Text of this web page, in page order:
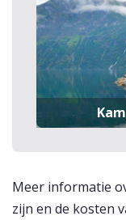
Meer informatie
zijn en de kosten